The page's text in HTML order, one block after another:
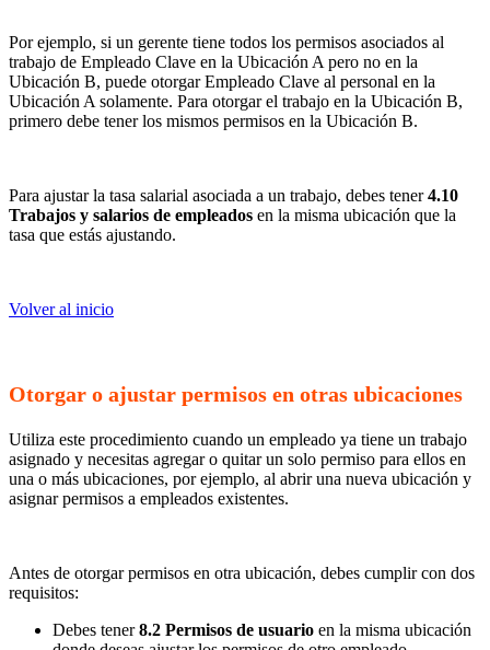
Por ejemplo, si un gerente tiene todos los permisos asociados al
trabajo de Empleado Clave en la Ubicación A pero no en la
Ubicación B, puede otorgar Empleado Clave al personal en la
Ubicación A solamente. Para otorgar el trabajo en la Ubicación B,
primero debe tener los mismos permisos en la Ubicación B.
Para ajustar la tasa salarial asociada a un trabajo, debes tener4.10
Trabajos y salarios de empleados en la misma ubicación que la
tasa que estás ajustando.
Volver al inicio
Otorgar o ajustar permisos en otras ubicaciones
Utiliza este procedimiento cuando un empleado ya tiene un trabajo
asignado y necesitas agregar o quitar un solo permiso para ellos en
una o más ubicaciones, por ejemplo, al abrir una nueva ubicación y
asignar permisos a empleados existentes.
Antes de otorgar permisos en otra ubicación, debes cumplir con dos
requisitos:
Debes tener8.2 Permisos de usuario en la misma ubicación